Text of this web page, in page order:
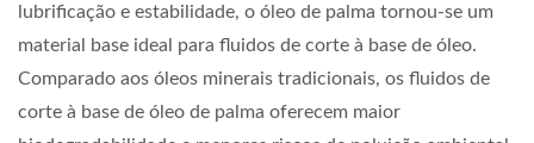
lubrificação e estabilidade, o óleo de palma tornou-se um
material base ideal para fluidos de corte à base de óleo.
Comparado aos óleos minerais tradicionais, os fluidos de
corte à base de óleo de palma oferecem maior